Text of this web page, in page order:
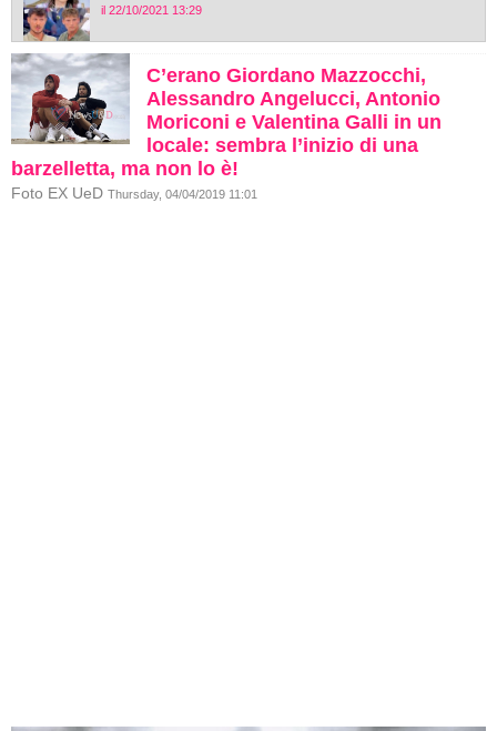
il 22/10/2021 13:29
C’erano Giordano Mazzocchi,
Alessandro Angelucci, Antonio
Moriconi e Valentina Galli in un
locale: sembra l’inizio di una
barzelletta, ma non lo è!
Foto EX UeD Thursday, 04/04/2019 11:01